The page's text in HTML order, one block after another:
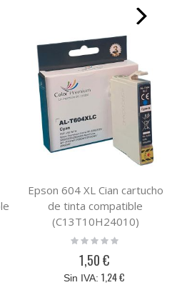
Epson 604 XL Cian cartucho
de tinta compatible
(C13T10H24010)
Rating:
1,50 €
1,24 €